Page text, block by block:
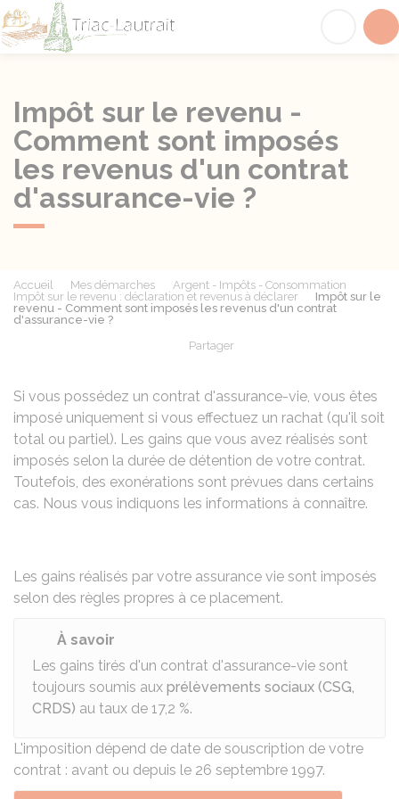
Impôt sur le revenu -
Comment sont imposés
les revenus d'un contrat
d'assurance-vie ?
Accueil Mes démarches
Argent - Impôts - Consommation
Impôt sur le revenu : déclaration et revenus à déclarer
Impôt sur le
revenu - Comment sont imposés les revenus d'un contrat
d'assurance-vie ?
Partager
Si vous possédez un contrat d'assurance-vie, vous êtes
imposé uniquement si vous effectuez un rachat (qu'il soit
total ou partiel). Les gains que vous avez réalisés sont
imposés selon la durée de détention de votre contrat.
Toutefois, des exonérations sont prévues dans certains
cas. Nous vous indiquons les informations à connaître.
Les gains réalisés par votre assurance vie sont imposés
selon des règles propres à ce placement.
À savoir
Les gains tirés d'un contrat d'assurance-vie sont
toujours soumis aux prélèvements sociaux (CSG,
CRDS) au taux de 17,2 %.
L'imposition dépend de date de souscription de votre
contrat : avant ou depuis le 26 septembre 1997.